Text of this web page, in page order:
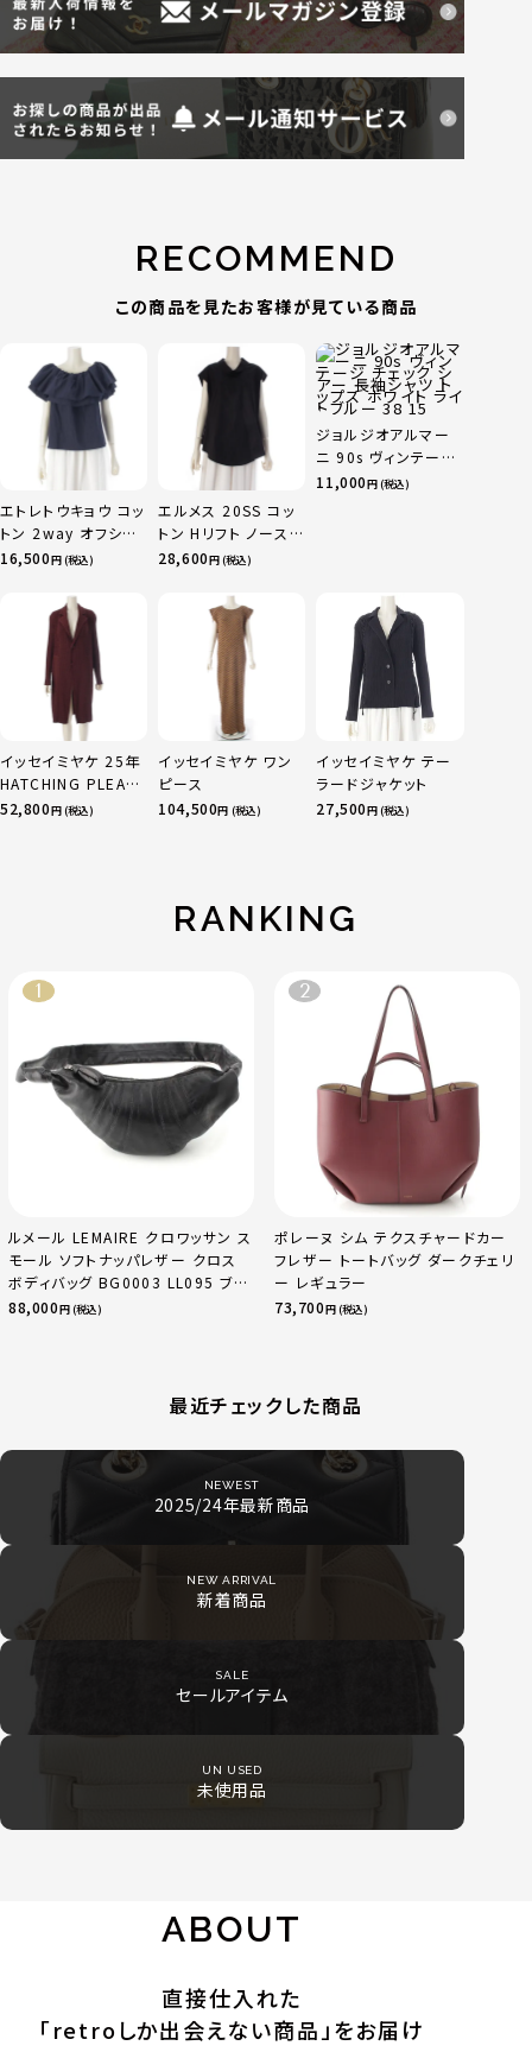
RECOMMEND
この商品を見たお客様が見ている商品
エトレトウキョウ コッ
トン 2way オフショ
ル フレアネック クレ
ソー トップス
1224410068 ネイ
16,500円 (税込)
エルメス 20SS コッ
トン Hリフト ノースリ
ーブ ブラウス トップ
28,600円 (税込)
ジョルジオアルマー
ニ 90s ヴィンテージ
チェック シアー 長袖
11,000円 (税込)
イッセイミヤケ 25年
HATCHING PLEATS
プリーツ ロング ジャ
52,800円 (税込)
イッセイミヤケ ワン
ピース
104,500円 (税込)
イッセイミヤケ テー
ラードジャケット
27,500円 (税込)
RANKING
ルメール LEMAIRE クロワッサン ス
モール ソフトナッパレザー クロス
ボディバッグ BG0003 LL095 ブラ
ック
88,000円 (税込)
ポレーヌ シム テクスチャードカー
フレザー トートバッグ ダークチェリ
ー レギュラー
73,700円 (税込)
最近チェックした商品
NEWEST
2025/24年最新商品
NEW ARRIVAL
新着商品
SALE
セールアイテム
UN USED
未使用品
ABOUT
直接仕入れた
「retroしか出会えない商品」をお届け